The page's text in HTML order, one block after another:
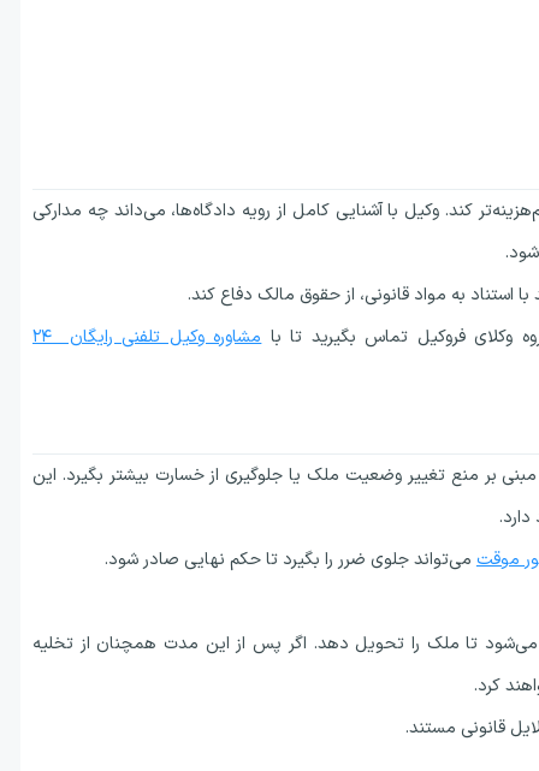
کند. وکیل با آشنایی کامل از رویه دادگاه‌ها، می‌داند چه مدارکی
به مواد قانونی، از حقوق مالک دفاع کند.
وکلای فروکیل تماس بگیرید تا با
مشاوره وکیل تلفنی رایگان ۲۴
بر منع تغییر وضعیت ملک یا جلوگیری از خسارت بیشتر بگیرد. این
موقتمی‌تواند جلوی ضرر را بگیرد تا حکم نهایی صادر شود.
تا ملک را تحویل دهد. اگر پس از این مدت همچنان از تخلیه
کرد.
قانونی مستند.